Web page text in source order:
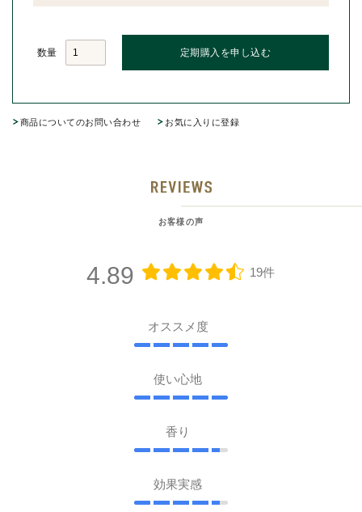
数量
商品についてのお問い合わせ お気に入りに登録
お客様の声
4.89 19件
オススメ度
使い心地
香り
効果実感